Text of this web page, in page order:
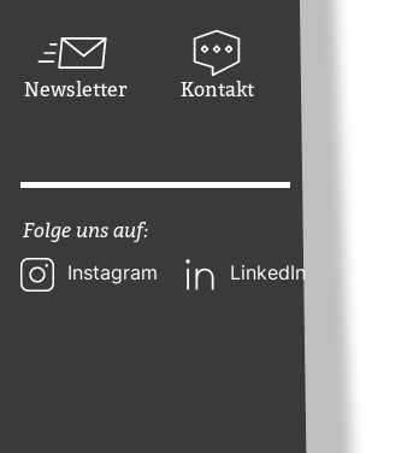
Newsletter Kontakt
Folge uns auf:
Instagram LinkedIn